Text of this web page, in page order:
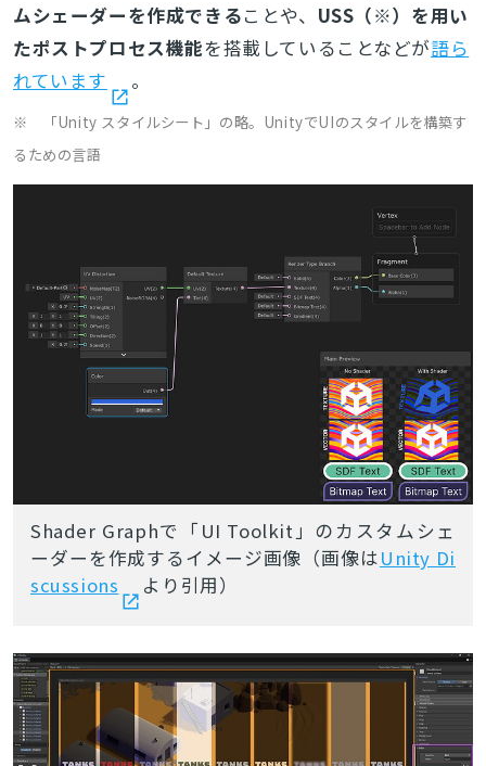
ムシェーダーを作成できることや、 USS（※）を用い
たポストプロセス機能を搭載していることなどが語ら
れています
。
※ 「Unity スタイルシート」の略。UnityでUIのスタイルを構築す
るための言語
Shader Graphで「UI Toolkit」のカスタムシェ
ーダーを作成するイメージ画像（画像はUnity Di
scussions
より引用）